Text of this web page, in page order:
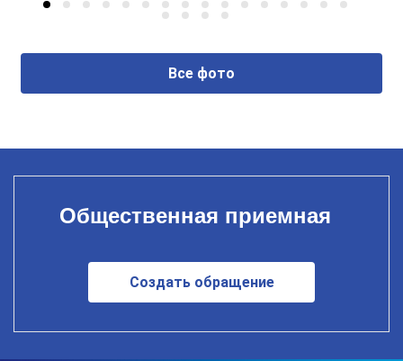
Все фото
Общественная приемная
Создать обращение